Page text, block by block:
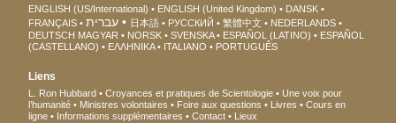
ENGLISH (US/International) ENGLISH (United Kingdom)
DANSK
FRANÇAIS
עברית 日本語 РУССКИЙ 繁體中文
NEDERLANDS
DEUTSCH MAGYAR NORSK SVENSKA ESPAÑOL (LATINO)
ESPAÑOL
(CASTELLANO)
ΕΛΛΗΝΙΚA ITALIANO PORTUGUÊS
Liens
L. Ron Hubbard Croyances et pratiques de Scientologie
Une voix pour
l’humanité
Ministres volontaires Foire aux questions Livres
Cours en
ligne
Informations supplémentaires Contact Lieux